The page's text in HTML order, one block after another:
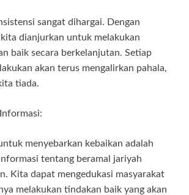
sangat dihargai. Dengan
dianjurkan untuk melakukan
baik secara berkelanjutan. Setiap
akan terus mengalirkan pahala,
tiada.
menyebarkan kebaikan adalah
tentang beramal jariyah
Kita dapat mengedukasi masyarakat
melakukan tindakan baik yang akan